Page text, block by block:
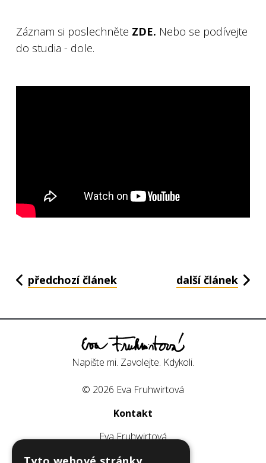
Záznam si poslechněte ZDE. Nebo se podívejte
do studia - dole.
předchozí článek další článek
Napište mi. Zavolejte. Kdykoli.
© 2026 Eva Fruhwirtová
Kontakt
Eva Fruhwirtová
fruhwirtova@efcomm.cz